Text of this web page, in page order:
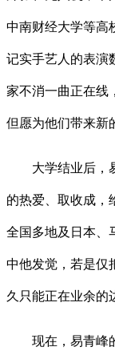
中南财经大学等高
记实手艺人的表演
家不消一曲正在线
但愿为他们带来新
大学结业后，易
的热爱、取收成，
全国多地及日本、
中他发觉，若是仅
久只能正在业余的
现在，易青峰的